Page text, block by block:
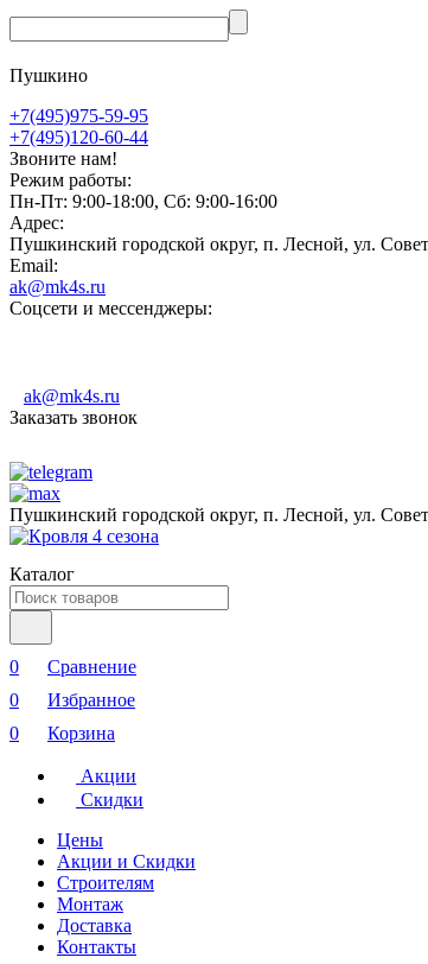
Пушкино
+7(495)975-59-95
+7(495)120-60-44
Звоните нам!
Режим работы:
Пн-Пт: 9:00-18:00, Сб: 9:00-16:00
Адрес:
Пушкинский городской округ, п. Лесной, ул.
Email:
ak@mk4s.ru
Соцсети и мессенджеры:
ak@mk4s.ru
Заказать звонок
Пушкинский городской округ, п. Лесной, ул.
Каталог
0
Сравнение
0
Избранное
0
Корзина
Акции
Скидки
Цены
Акции и Скидки
Строителям
Монтаж
Доставка
Контакты